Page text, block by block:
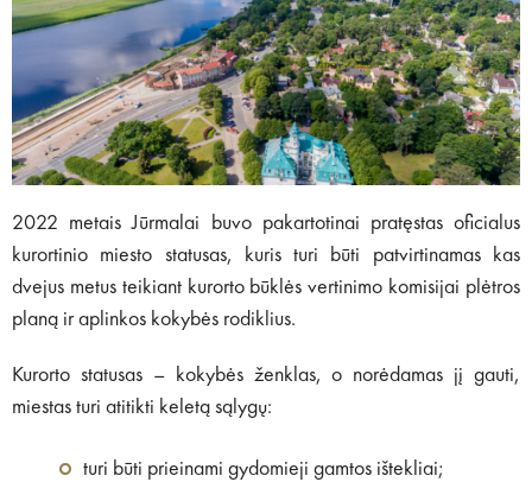
2022 metais Jūrmalai buvo pakartotinai pratęstas oficialus
kurortinio miesto statusas, kuris turi būti patvirtinamas kas
dvejus metus teikiant kurorto būklės vertinimo komisijai plėtros
planą ir aplinkos kokybės rodiklius.
Kurorto statusas – kokybės ženklas, o norėdamas jį gauti,
miestas turi atitikti keletą sąlygų:
turi būti prieinami gydomieji gamtos ištekliai;